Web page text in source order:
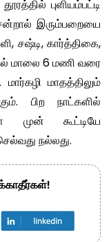
புளியம்பட்டி
இரும்பறையை
சஷ்டி, கார்த்திகை,
மாலை 6 மணி வரை
மாதத்திலும்
பிற நாட்களில்
முன் கூட்டியே
நல்லது.